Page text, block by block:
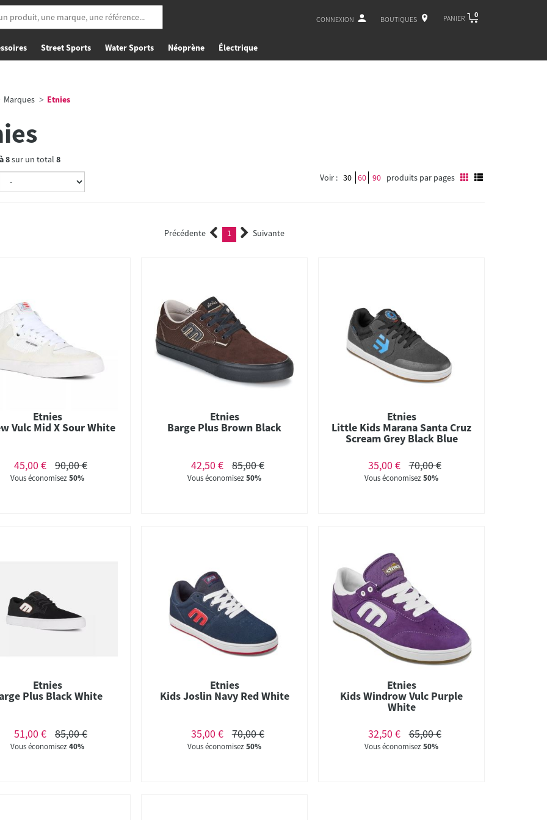
CONNEXION BOUTIQUES PANIER 0
Street Sports Water Sports Néoprène Électrique
Marques Etnies
8sur un total 8
Voir : 30 60 90 produits par pages
Précédente 1 (current)Suivante
Etnies
Vulc Mid X Sour White
45,00 € 90,00 €
Vous économisez50%
Etnies
Barge Plus Brown Black
42,50 € 85,00 €
Vous économisez50%
Etnies
Little Kids Marana Santa Cruz
Scream Grey Black Blue
35,00 €
70,00 €
Vous économisez50%
Etnies
Plus Black White
51,00 € 85,00 €
Vous économisez40%
Etnies
Kids Joslin Navy Red White
35,00 € 70,00 €
Vous économisez50%
Etnies
Kids Windrow Vulc Purple
White
32,50 €
65,00 €
Vous économisez50%